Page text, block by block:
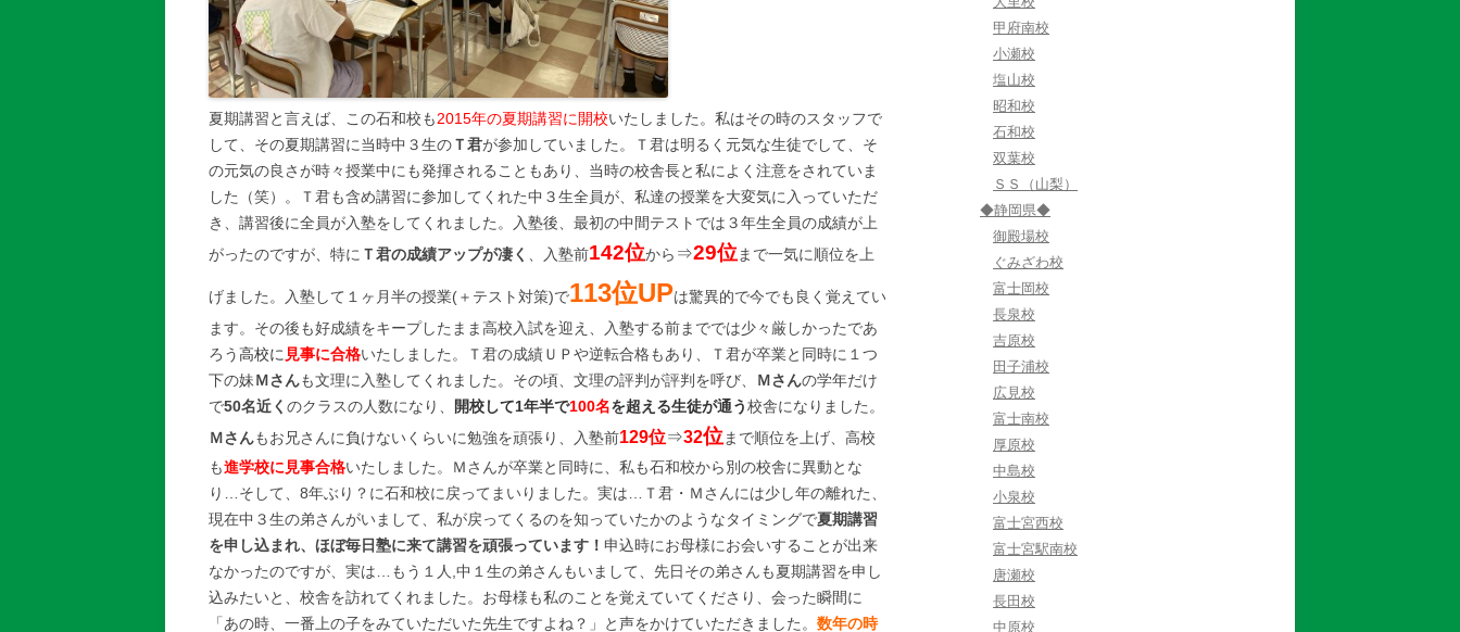
夏期講習と言えば、この石和校も2015年の夏期講習に開校いたしました。私はその時のスタッフで
して、その夏期講習に当時中３生のＴ君が参加していました。Ｔ君は明るく元気な生徒でして、そ
の元気の良さが時々授業中にも発揮されることもあり、当時の校舎長と私によく注意をされていま
した（笑）。Ｔ君も含め講習に参加してくれた中３生全員が、私達の授業を大変気に入っていただ
き、講習後に全員が入塾をしてくれました。入塾後、最初の中間テストでは３年生全員の成績が上
がったのですが、特に Ｔ君の成績アップが凄く 、入塾前142位から ⇒29位まで一気に順位を上
げました。入塾して１ヶ月半の授業(＋テスト対策)で113位UPは驚異的で今でも良く覚えてい
ます。その後も好成績をキープしたまま高校入試を迎え、入塾する前まででは少々厳しかったであ
ろう高校に見事に合格いたしました。Ｔ君の成績ＵＰや逆転合格もあり、Ｔ君が卒業と同時に１つ
下の妹Ｍさんも文理に入塾してくれました。その頃、文理の評判が評判を呼び、 Ｍさんの学年だけ
で50名近く のクラスの人数になり、 開校して1年半で100名を超える生徒が通う校舎になりました。
Ｍさんもお兄さんに負けないくらいに勉強を頑張り、入塾前129位⇒32位まで順位を上げ、高校
も進学校に見事合格いたしました。Ｍさんが卒業と同時に、私も石和校から別の校舎に異動とな
り…そして、8年ぶり？に石和校に戻ってまいりました。実は…Ｔ君・Ｍさんには少し年の離れた、
現在中３生の弟さんがいまして、私が戻ってくるのを知っていたかのようなタイミングで夏期講習
を申し込まれ、ほぼ毎日塾に来て講習を頑張っています！ 申込時にお母様にお会いすることが出来
なかったのですが、実は…もう１人,中１生の弟さんもいまして、先日その弟さんも夏期講習を申し
込みたいと、校舎を訪れてくれました。お母様も私のことを覚えていてくださり、会った瞬間に
「あの時、一番上の子をみていただいた先生ですよね？」と声をかけていただきました。 数年の時
甲府南校
小瀬校
塩山校
昭和校
石和校
双葉校
ＳＳ（山梨）
◆静岡県◆
御殿場校
ぐみざわ校
富士岡校
長泉校
吉原校
田子浦校
広見校
富士南校
厚原校
中島校
小泉校
富士宮西校
富士宮駅南校
唐瀬校
長田校
中原校